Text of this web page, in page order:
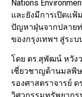
Nations
และยังมีการเปิดแ
ปัญหาฝุ่นจากปลาย
ของกรุงเทพฯ สู่ระ
โดย ดร.สุพัฒน์ หวัง
เชี่ยวชาญด้านมลพิ
รองศาสตราจารย์
วิศวกรรมทรัพยาก